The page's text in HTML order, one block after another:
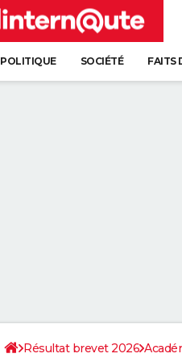
POLITIQUE SOCIÉTÉ FAITS
Résultat brevet 2026